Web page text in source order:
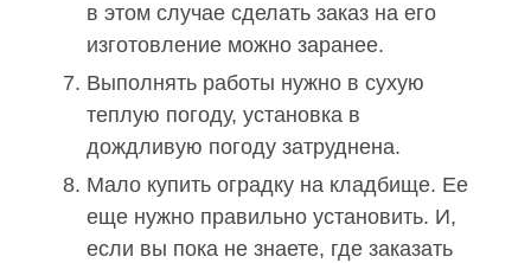
в этом случае сделать заказ на его
изготовление можно заранее.
Выполнять работы нужно в сухую
теплую погоду, установка в
дождливую погоду затруднена.
Мало купить оградку на кладбище. Ее
еще нужно правильно установить. И,
если вы пока не знаете, где заказать